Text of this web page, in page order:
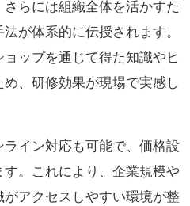
らには組織全体を活かすた
が体系的に伝授されます。
ップを通じて得た知識やヒ
、研修効果が現場で実感し
イン対応も可能で、価格設
。これにより、企業規模や
アクセスしやすい環境が整